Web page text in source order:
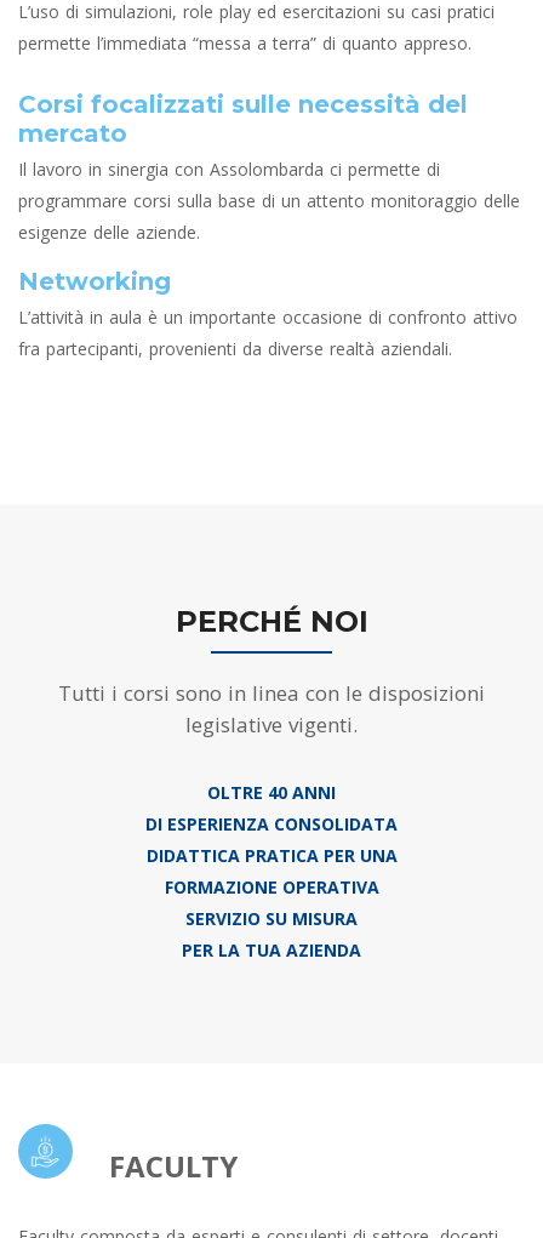
L’uso di simulazioni, role play ed esercitazioni su casi pratici
permette l’immediata “messa a terra” di quanto appreso.
Corsi focalizzati sulle necessità del
mercato
Il lavoro in sinergia con Assolombarda ci permette di
programmare corsi sulla base di un attento monitoraggio delle
esigenze delle aziende.
Networking
L’attività in aula è un importante occasione di confronto attivo
fra partecipanti, provenienti da diverse realtà aziendali.
PERCHÉ NOI
Tutti i corsi sono in linea con le disposizioni
legislative vigenti.
OLTRE 40 ANNI
DI ESPERIENZA CONSOLIDATA
DIDATTICA PRATICA PER UNA
FORMAZIONE OPERATIVA
SERVIZIO SU MISURA
PER LA TUA AZIENDA
FACULTY